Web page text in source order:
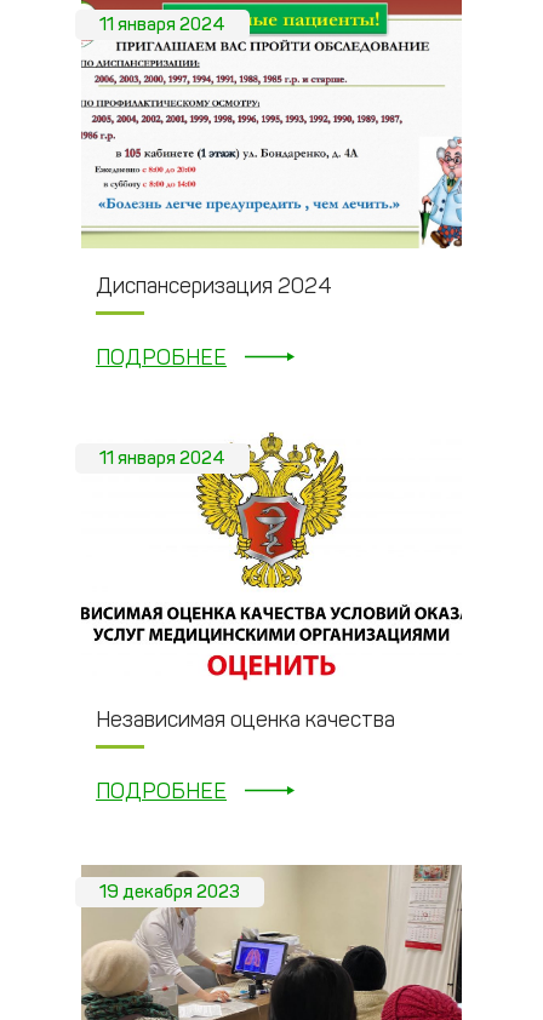
11 января 2024
Диспансеризация 2024
ПОДРОБНЕЕ
11 января 2024
Независимая оценка качества
ПОДРОБНЕЕ
19 декабря 2023